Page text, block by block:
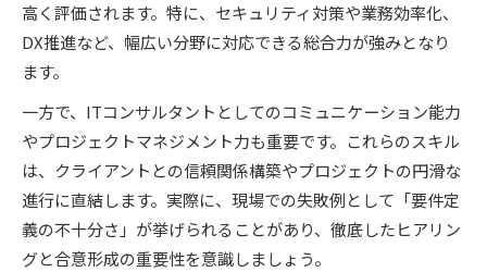
高く評価されます。特に、セキュリティ対策や業務効率化、
DX推進など、幅広い分野に対応できる総合力が強みとなり
ます。
一方で、ITコンサルタントとしてのコミュニケーション能力
やプロジェクトマネジメント力も重要です。これらのスキル
は、クライアントとの信頼関係構築やプロジェクトの円滑な
進行に直結します。実際に、現場での失敗例として「要件定
義の不十分さ」が挙げられることがあり、徹底したヒアリン
グと合意形成の重要性を意識しましょう。